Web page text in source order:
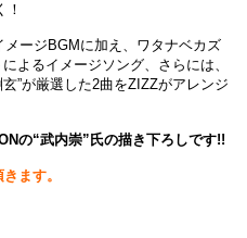
ージBGMに加え、ワタナベカズ
よるイメージソング、さらには、
”が厳選した2曲をZIZZがアレンジ
の“武内崇”氏の描き下ろしです!!
ます。